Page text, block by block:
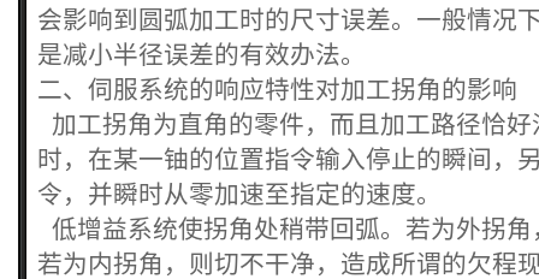
会影响到圆弧加工时的尺寸误差。一般情况
是减小半径误差的有效办法。
二、伺服系统的响应特性对加工拐角的影响
加工拐角为直角的零件，而且加工路径恰
时，在某一铀的位置指令输入停止的瞬间，
令，并瞬时从零加速至指定的速度。
低增益系统使拐角处稍带回弧。若为外拐
若为内拐角，则切不干净，造成所谓的欠程